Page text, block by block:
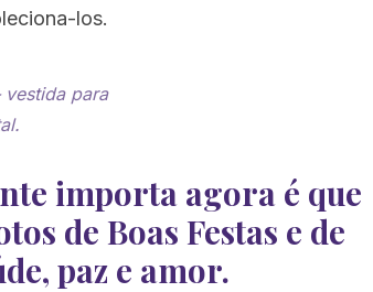
los.
vestida para
importa agora é que
de Boas Festas e de
paz e amor.